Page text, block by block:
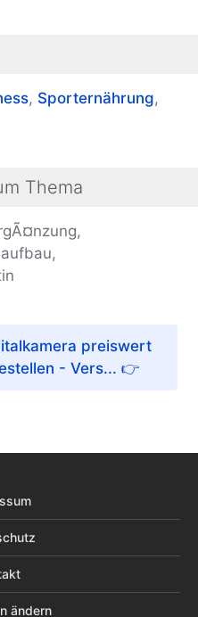
, Sporternährung,
Thema
preiswert
- Vers...
ändern